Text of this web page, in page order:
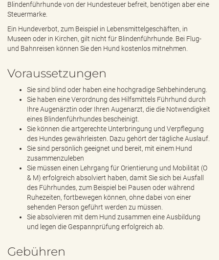
Blindenführhunde von der Hundesteuer befreit, benötigen aber eine
Steuermarke.
Ein Hundeverbot, zum Beispiel in Lebensmittelgeschäften, in
Museen oder in Kirchen, gilt nicht für Blindenführhunde. Bei Flug-
und Bahnreisen können Sie den Hund kostenlos mitnehmen.
Voraussetzungen
Sie sind blind oder haben eine hochgradige Sehbehinderung.
Sie haben eine Verordnung des Hilfsmittels Führhund durch
Ihre Augenärztin oder Ihren Augenarzt, die die Notwendigkeit
eines Blindenführhundes bescheinigt.
Sie können die artgerechte Unterbringung und Verpflegung
des Hundes gewährleisten. Dazu gehört der tägliche Auslauf.
Sie sind persönlich geeignet und bereit, mit einem Hund
zusammenzuleben
Sie müssen einen Lehrgang für Orientierung und Mobilität (O
& M) erfolgreich absolviert haben, damit Sie sich bei Ausfall
des Führhundes, zum Beispiel bei Pausen oder während
Ruhezeiten, fortbewegen können, ohne dabei von einer
sehenden Person geführt werden zu müssen.
Sie absolvieren mit dem Hund zusammen eine Ausbildung
und legen die Gespannprüfung erfolgreich ab.
Gebühren